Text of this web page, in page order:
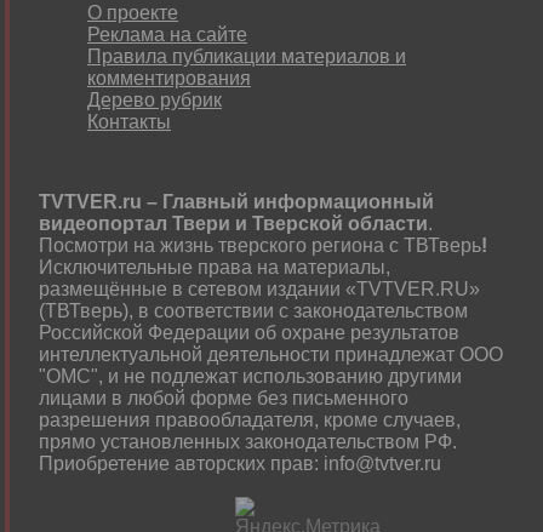
О проекте
Реклама на сайте
Правила публикации материалов и
комментирования
Дерево рубрик
Контакты
TVTVER.ru – Главный информационный
видеопортал Твери и Тверской области.
Посмотри на жизнь тверского региона с ТВТверь!
Исключительные права на материалы,
размещённые в сетевом издании «TVTVER.RU»
(ТВТверь), в соответствии с законодательством
Российской Федерации об охране результатов
интеллектуальной деятельности принадлежат ООО
"ОМС", и не подлежат использованию другими
лицами в любой форме без письменного
разрешения правообладателя, кроме случаев,
прямо установленных законодательством РФ.
Приобретение авторских прав: info@tvtver.ru